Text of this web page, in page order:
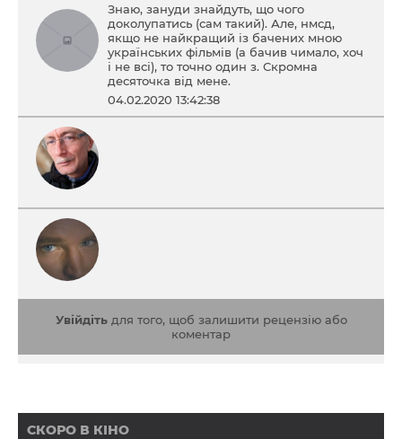
Знаю, зануди знайдуть, що чого
доколупатись (сам такий). Але, нмсд,
якщо не найкращий із бачених мною
українських фільмів (а бачив чимало, хоч
і не всі), то точно один з. Скромна
десяточка від мене.
04.02.2020 13:42:38
Увійдітьдля того, щоб залишити рецензію або
коментар
СКОРО В КІНО